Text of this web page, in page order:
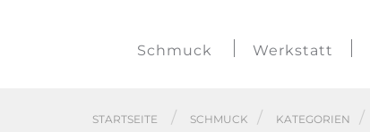
Schmuck Werkstatt
STARTSEITE SCHMUCK KATEGORIEN